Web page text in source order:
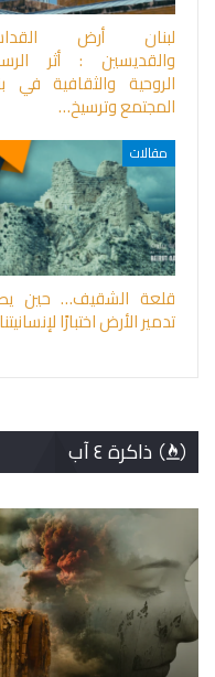
لبنان أرض
والقديسين : أثر
الروحية والثقافية في
المجتمع وترسيخ…
مقالات
قلعة الشقيف… حين
تدمير الأرض اختبارًا لإنسانيتنا
ذاكرة ٤ آب